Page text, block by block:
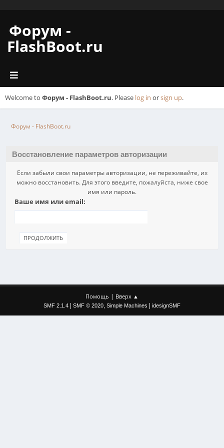
Форум -
FlashBoot.ru
Welcome to Форум - FlashBoot.ru. Please log in orsign up.
Форум - FlashBoot.ru
Восстановление параметров авторизации
Если забыли свои параметры авторизации, не переживайте, их
можно восстановить. Для этого введите, пожалуйста, ниже свое
имя или пароль.
Ваше имя или email:
Помощь | Вверх ▲
SMF 2.1.4 | SMF © 2020 Simple Machines | idesignSMF